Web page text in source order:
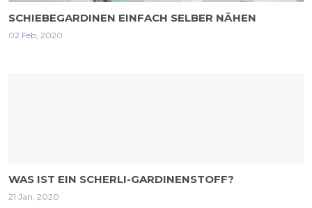
SCHIEBEGARDINEN EINFACH SELBER NÄHEN
02 Feb, 2020
WAS IST EIN SCHERLI-GARDINENSTOFF?
21 Jan, 2020